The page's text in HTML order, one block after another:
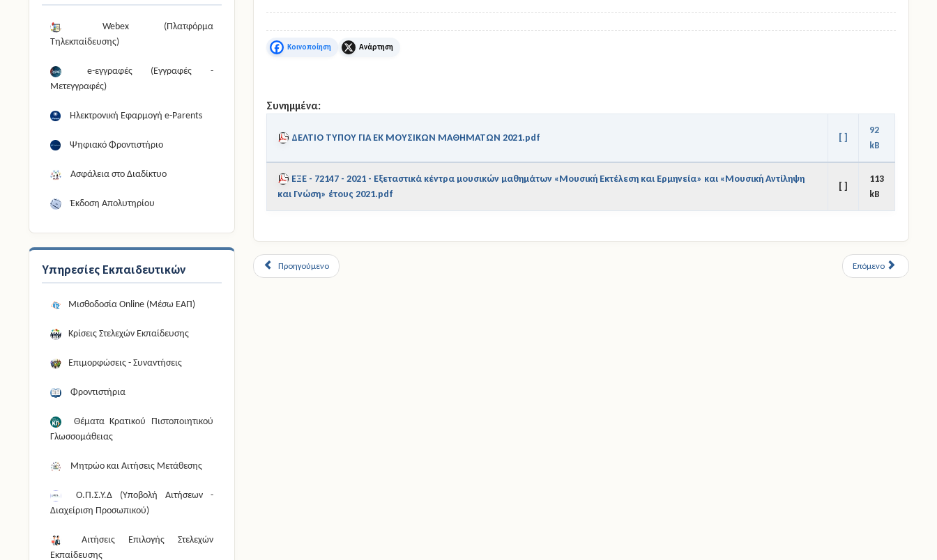
Webex (Πλατφόρμα
Τηλεκπαίδευσης)
e-εγγραφές (Εγγραφές -
Μετεγγραφές)
Ηλεκτρονική Εφαρμογή e-Parents
Ψηφιακό Φροντιστήριο
Ασφάλεια στο Διαδίκτυο
Έκδοση Απολυτηρίου
Υπηρεσίες Εκπαιδευτικών
Μισθοδοσία Online (Μέσω ΕΑΠ)
Κρίσεις Στελεχών Εκπαίδευσης
Επιμορφώσεις - Συναντήσεις
Φροντιστήρια
Θέματα Κρατικού Πιστοποιητικού
Γλωσσομάθειας
Μητρώο και Αιτήσεις Μετάθεσης
Ο.Π.Σ.Υ.Δ (Υποβολή Αιτήσεων -
Διαχείριση Προσωπικού)
Αιτήσεις Επιλογής Στελεχών
Εκπαίδευσης
Facebook X
Συνημμένα:
ΔΕΛΤΙΟ ΤΥΠΟΥ ΓΙΑ ΕΚ ΜΟΥΣΙΚΩΝ ΜΑΘΗΜΑΤΩΝ 2021.pdf [ ]
92
kB
ΕΞΕ - 72147 - 2021 - Εξεταστικά κέντρα μουσικών μαθημάτων «Μουσική Εκτέλεση και Ερμηνεία» και «Μουσική Αντίληψη
και Γνώση» έτους 2021.pdf
[ ]
113
kB
Προηγούμενο Επόμενο